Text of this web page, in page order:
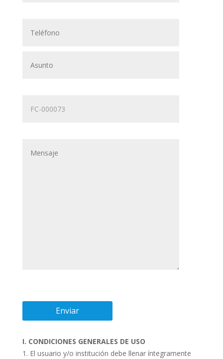
I. CONDICIONES GENERALES DE USO
El usuario y/o institución debe llenar íntegramente